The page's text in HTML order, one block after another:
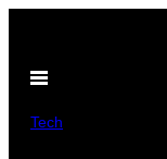
content
Open
Tech